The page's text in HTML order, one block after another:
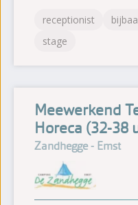
receptionist
stage
Meewerkend
Horeca (32-38
Zandhegge - Emst